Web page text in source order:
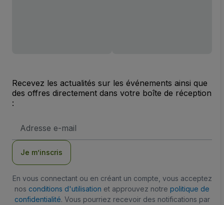
Recevez les actualités sur les événements ainsi que
des offres directement dans votre boîte de réception
:
e-
Je m’inscris
En vous connectant ou en créant un compte, vous acceptez
nos conditions d'utilisation et approuvez notre politique de
confidentialité. Vous pourriez recevoir des notifications par